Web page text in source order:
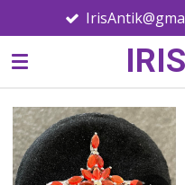
au
contenu